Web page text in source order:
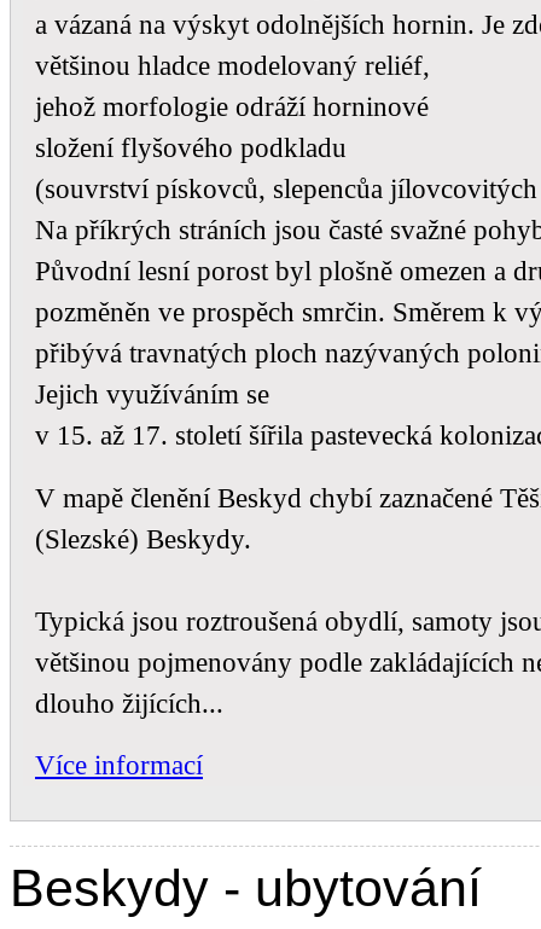
a vázaná na výskyt odolnějších hornin. Je
většinou hladce modelovaný reliéf,
jehož morfologie odráží horninové
složení flyšového podkladu
(souvrství pískovců, slepencůa
Na příkrých stráních jsou časté svažné
Původní lesní porost byl plošně omezen a
pozměněn ve prospěch smrčin. Směrem k
přibývá travnatých ploch nazývaných
Jejich využíváním se
v 15. až 17. století šířila pastevecká
V mapě členění Beskyd chybí zaznačené
(Slezské) Beskydy.
Typická jsou roztroušená obydlí, samoty
většinou pojmenovány podle zakládajících
dlouho žijících...
Více informací
Beskydy - ubytování